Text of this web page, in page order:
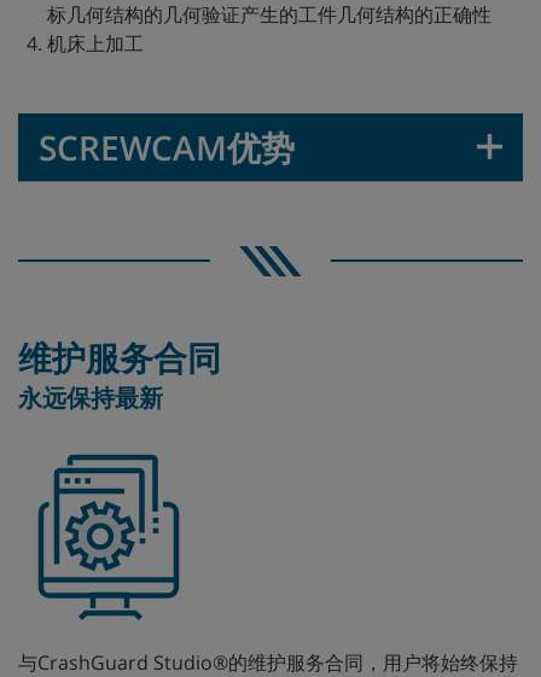
标几何结构的几何验证产生的工件几何结构的正确性
机床上加工
SCREWCAM优势
维护服务合同
永远保持最新
与CrashGuard Studio®的维护服务合同，用户将始终保持